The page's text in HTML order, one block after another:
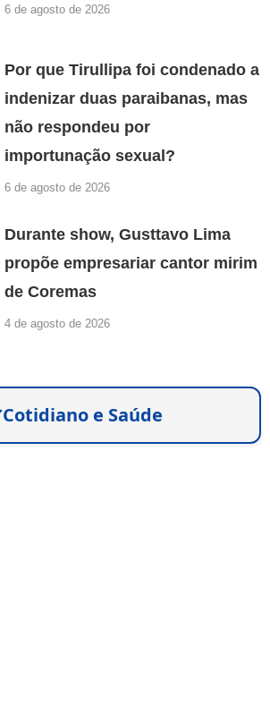
6 de agosto de 2026
Por que Tirullipa foi condenado a
indenizar duas paraibanas, mas
não respondeu por
importunação sexual?
6 de agosto de 2026
Durante show, Gusttavo Lima
propõe empresariar cantor mirim
de Coremas
4 de agosto de 2026
Cotidiano e Saúde